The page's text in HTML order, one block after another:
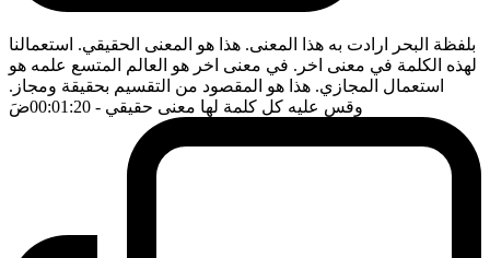
بلفظة البحر ارادت به هذا المعنى. هذا هو المعنى الحقيقي. استعمالنا
لهذه الكلمة في معنى اخر. في معنى اخر هو العالم المتسع علمه هو
استعمال المجازي. هذا هو المقصود من التقسيم بحقيقة ومجاز.
وقس عليه كل كلمة لها معنى حقيقي - 00:01:20 ضَ